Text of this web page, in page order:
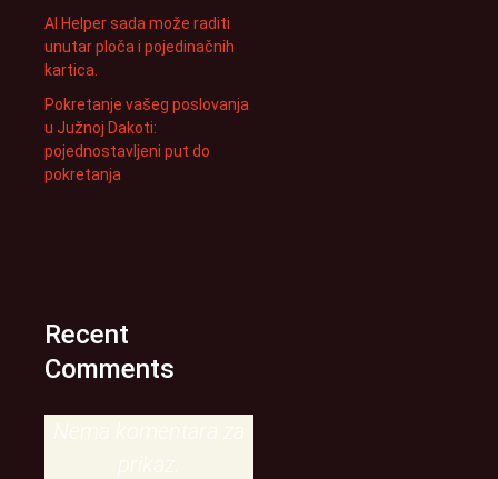
AI Helper sada može raditi
unutar ploča i pojedinačnih
kartica.
Pokretanje vašeg poslovanja
u Južnoj Dakoti:
pojednostavljeni put do
pokretanja
Recent
Comments
Nema komentara za
prikaz.